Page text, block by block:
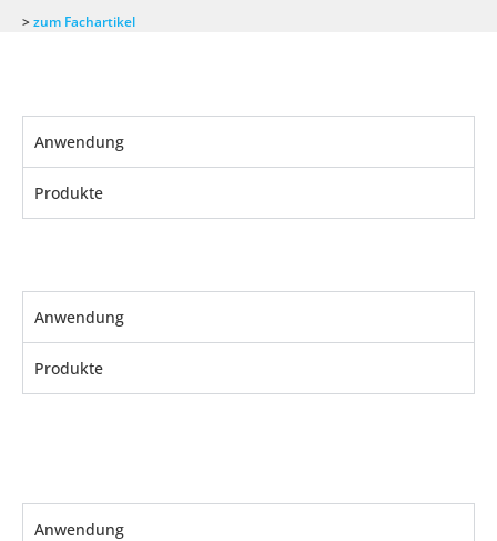
>zum Fachartikel
Anwendung
Produkte
Anwendung
Produkte
Anwendung